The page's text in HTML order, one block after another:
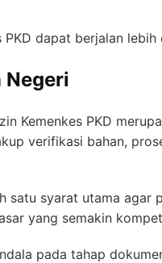
dapat berjalan
Negeri
Kemenkes PKD
verifikasi bahan,
satu syarat utama
yang semakin
pada tahap